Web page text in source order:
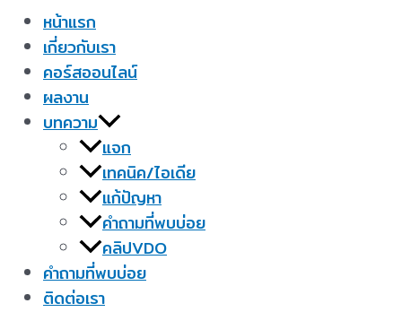
หน้าแรก
เกี่ยวกับเรา
คอร์สออนไลน์
ผลงาน
บทความ
แจก
เทคนิค/ไอเดีย
แก้ปัญหา
คำถามที่พบบ่อย
คลิปVDO
คำถามที่พบบ่อย
ติดต่อเรา